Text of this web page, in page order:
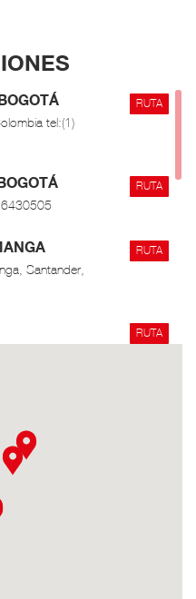
tel:(1)
RUTA
RUTA
Santander,
RUTA
RUTA
La
Antioquia,
(8)